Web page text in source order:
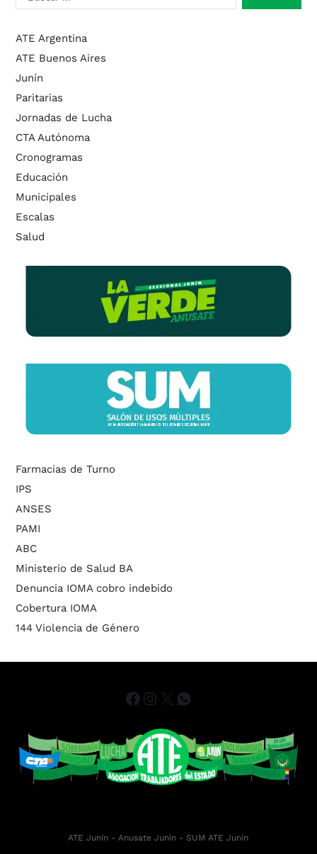
ATE Argentina
ATE Buenos Aires
Junín
Paritarias
Jornadas de Lucha
CTA Autónoma
Cronogramas
Educación
Municipales
Escalas
Salud
Farmacias de Turno
IPS
ANSES
PAMI
ABC
Ministerio de Salud BA
Denuncia IOMA cobro indebido
Cobertura IOMA
144 Violencia de Género
ATE Junín - Anusate Junín -SUM ATE Junín